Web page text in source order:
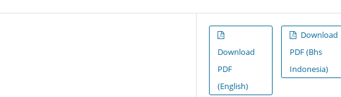
Download
PDF
(English)
Download
PDF (Bhs
Indonesia)